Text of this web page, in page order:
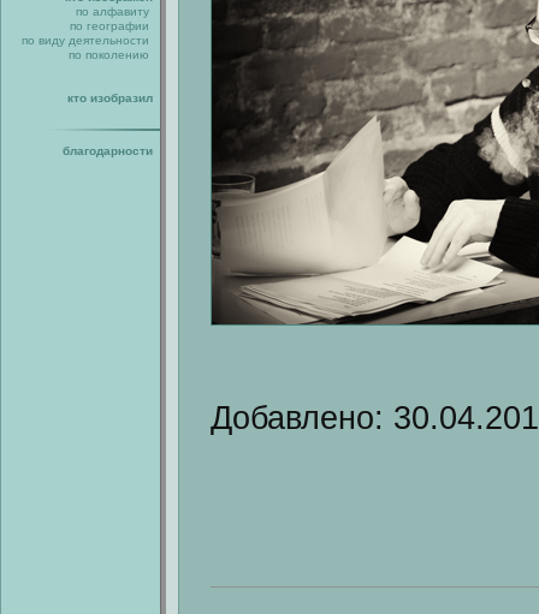
по алфавиту
по географии
по виду деятельности
по поколению
кто изобразил
благодарности
Добавлено: